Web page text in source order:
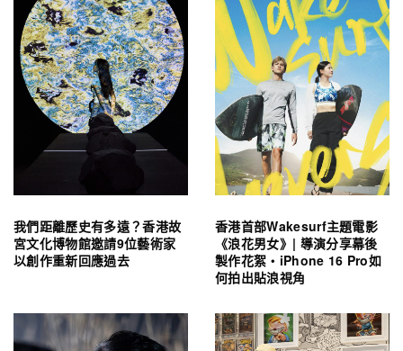
我們距離歷史有多遠？香港故
宮文化博物館邀請9位藝術家
以創作重新回應過去
香港首部Wakesurf主題電影
《浪花男女》| 導演分享幕後
製作花絮・iPhone 16 Pro如
何拍出貼浪視角